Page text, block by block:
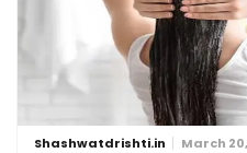
Shashwatdrishti.in March